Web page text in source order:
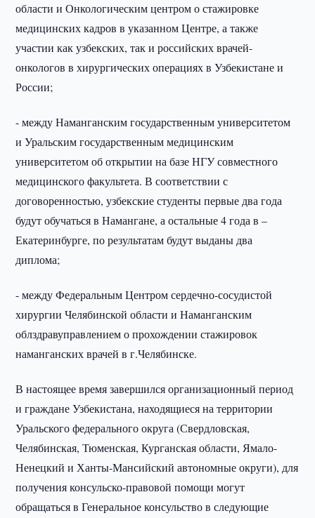
области и Онкологическим центром о стажировке
медицинских кадров в указанном Центре, а также
участии как узбекских, так и российских врачей-
онкологов в хирургических операциях в Узбекистане и
России;
- между Наманганским государственным университетом
и Уральским государственным медицинским
университетом об открытии на базе НГУ совместного
медицинского факультета. В соответствии с
договоренностью, узбекские студенты первые два года
будут обучаться в Намангане, а остальные 4 года в –
Екатеринбурге, по результатам будут выданы два
диплома;
- между Федеральным Центром сердечно-сосудистой
хирургии Челябинской области и Наманганским
облздравуправлением о прохождении стажировок
наманганских врачей в г.Челябинске.
В настоящее время завершился организационный период
и граждане Узбекистана, находящиеся на территории
Уральского федерального округа (Свердловская,
Челябинская, Тюменская, Курганская области, Ямало-
Ненецкий и Ханты-Мансийский автономные округи), для
получения консульско-правовой помощи могут
обращаться в Генеральное консульство в следующие